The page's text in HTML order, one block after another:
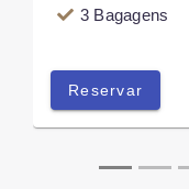
3 Bagagens
Reservar